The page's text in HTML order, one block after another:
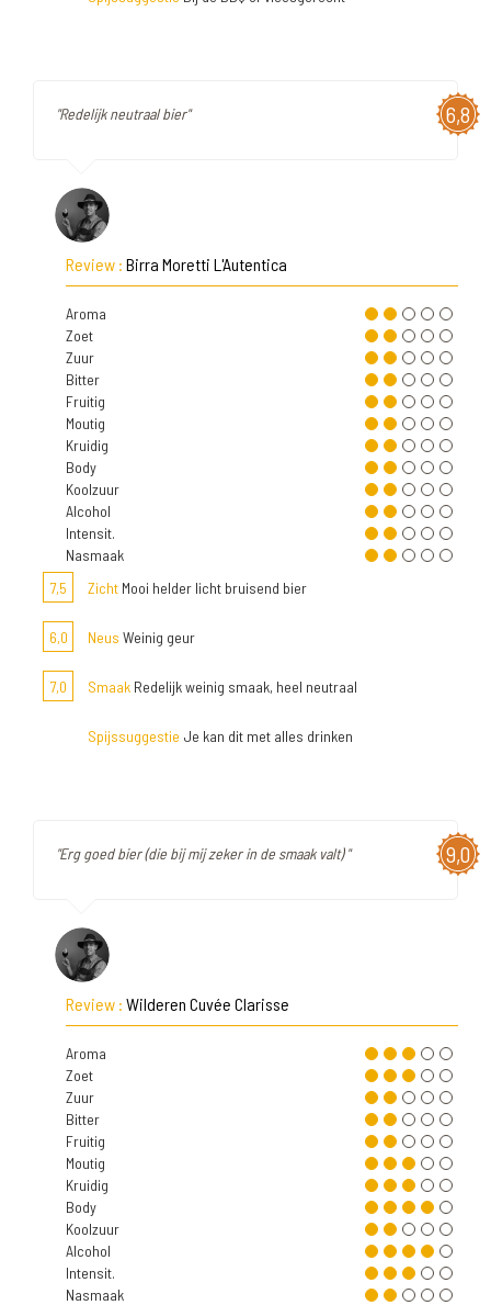
6,8
"Redelijk neutraal bier"
Review : Birra Moretti L'Autentica
Aroma
Zoet
Zuur
Bitter
Fruitig
Moutig
Kruidig
Body
Koolzuur
Alcohol
Intensit.
Nasmaak
7,5
Zicht Mooi helder licht bruisend bier
6,0 Neus Weinig geur
7,0 Smaak Redelijk weinig smaak, heel neutraal
Spijssuggestie Je kan dit met alles drinken
9,0
"Erg goed bier (die bij mij zeker in de smaak valt) "
Review : Wilderen Cuvée Clarisse
Aroma
Zoet
Zuur
Bitter
Fruitig
Moutig
Kruidig
Body
Koolzuur
Alcohol
Intensit.
Nasmaak